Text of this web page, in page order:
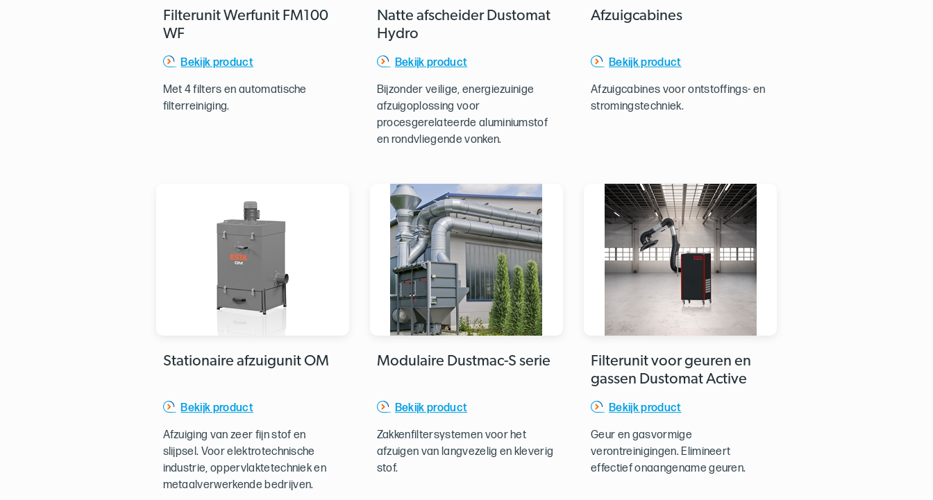
Filterunit Werfunit FM100
WF
Bekijk product
Met 4 filters en automatische
filterreiniging.
Natte afscheider Dustomat
Hydro
Bekijk product
Bijzonder veilige, energiezuinige
afzuigoplossing voor
procesgerelateerde aluminiumstof
en rondvliegende vonken.
Afzuigcabines
Bekijk product
Afzuigcabines voor ontstoffings- en
stromingstechniek.
Stationaire afzuigunit OM
Bekijk product
Afzuiging van zeer fijn stof en
slijpsel. Voor elektrotechnische
industrie, oppervlaktetechniek en
metaalverwerkende bedrijven.
Modulaire Dustmac-S serie
Bekijk product
Zakkenfiltersystemen voor het
afzuigen van langvezelig en kleverig
stof.
Filterunit voor geuren en
gassen Dustomat Active
Bekijk product
Geur en gasvormige
verontreinigingen. Elimineert
effectief onaangename geuren.